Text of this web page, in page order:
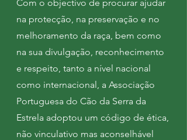
Com o objectivo de procurar ajudar
na protecção, na preservação e no
melhoramento da raça, bem como
na sua divulgação, reconhecimento
e respeito, tanto a nível nacional
como internacional, a Associação
Portuguesa do Cão da Serra da
Estrela adoptou um código de ética,
não vinculativo mas aconselhável